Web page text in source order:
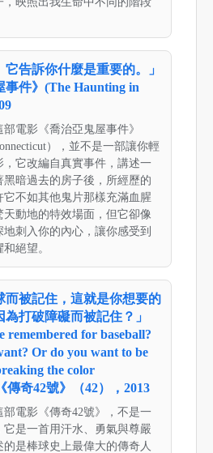
它告訴你什麼是重要的。」
件》(The Haunting in
電影《喬治亞鬼屋事件》
），並不是一部讓你輕
它改編自真實事件，講述一
暗過去的房子後，所經歷的
不如其他鬼片那樣充滿血腥
動地的特效場面，但它卻像
刺入你的內心，讓你感受到
絕望。
而被記住，這就是你想要的
打破障礙而被記住？」
remembered for baseball?
Or do you want to be
the color
奇42號》（42），2013
電影《傳奇42號》，不是一
是一首用汗水、勇氣與尊嚴
是棒球史上最偉大的傳奇人